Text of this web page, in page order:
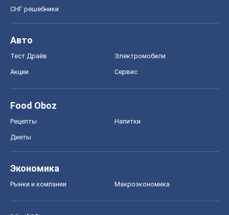
СНГ решебники
Авто
Тест Драйв Электромобили
Акции Сервис
Food Oboz
Рецепты Напитки
Диеты
Экономика
Рынки и компании Mакроэкономика